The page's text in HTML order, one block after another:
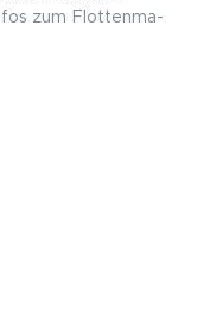
zum Flotten­ma­